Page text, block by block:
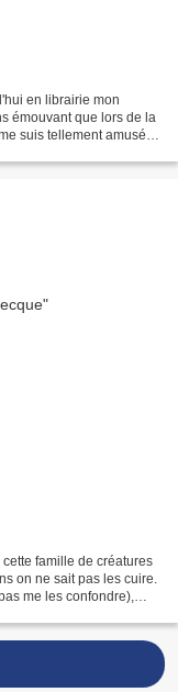
en librairie mon
émouvant que lors de la
suis tellement amusé à
famille de créatures
on ne sait pas les cuire.
me les confondre),